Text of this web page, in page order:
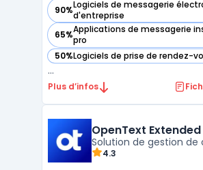
90%Logiciels de messagerie
d'entreprise
— voir Zimbra dans cette catégorie
65%Applications de messagerie
pro
— voir Zimbra dans cette catégorie
50%Logiciels de prise de rendez-
— voir Zimbra dans cette catégorie
...
Plus d’infos
OpenText Extended
Solution de gestion de
4.3